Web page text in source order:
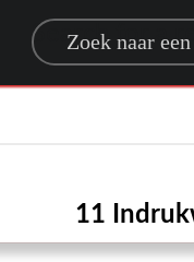
Search for a
11